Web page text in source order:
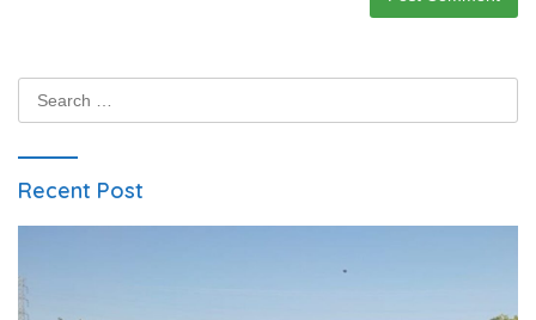
Search
for:
Recent Post